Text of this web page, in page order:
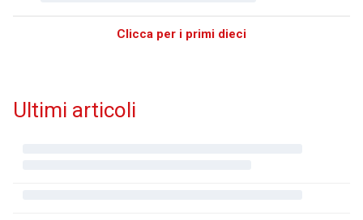
Clicca per i primi dieci
Ultimi articoli